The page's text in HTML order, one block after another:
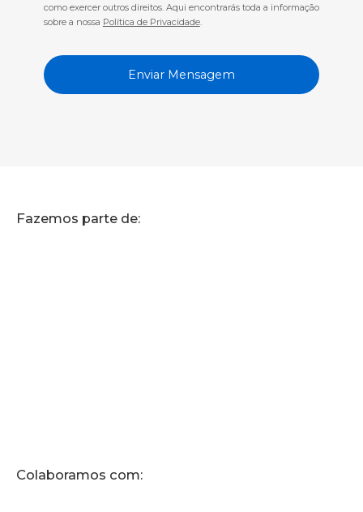
como exercer outros direitos. Aqui encontrarás toda a informação
sobre a nossa Política de Privacidade.
Fazemos parte de:
Colaboramos com: